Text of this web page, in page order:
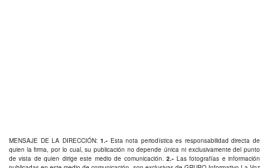
MENSAJE DE LA DIRECCIÓN:1.- Esta nota periodística es responsabilidad directa de
quien la firma, por lo cual, su publicación no depende única ni exclusivamente del punto
de vista de quien dirige este medio de comunicación.2.- Las fotografías e información